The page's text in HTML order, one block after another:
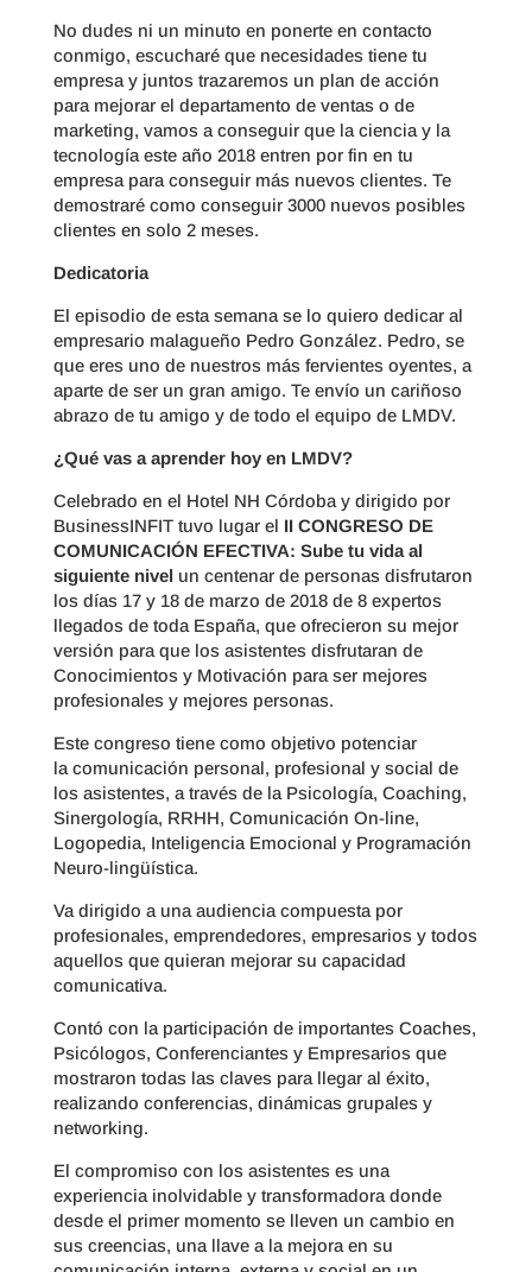
No dudes ni un minuto en ponerte en contacto
conmigo, escucharé que necesidades tiene tu
empresa y juntos trazaremos un plan de acción
para mejorar el departamento de ventas o de
marketing, vamos a conseguir que la ciencia y la
tecnología este año 2018 entren por fin en tu
empresa para conseguir más nuevos clientes. Te
demostraré como conseguir 3000 nuevos posibles
clientes en solo 2 meses.
Dedicatoria
El episodio de esta semana se lo quiero dedicar al
empresario malagueño Pedro González. Pedro, se
que eres uno de nuestros más fervientes oyentes, a
aparte de ser un gran amigo. Te envío un cariñoso
abrazo de tu amigo y de todo el equipo de LMDV.
¿Qué vas a aprender hoy en LMDV?
Celebrado en el Hotel NH Córdoba y dirigido por
BusinessINFIT tuvo lugar el II CONGRESO DE
COMUNICACIÓN EFECTIVA: Sube tu vida al
siguiente nivel un centenar de personas disfrutaron
los días 17 y 18 de marzo de 2018 de 8 expertos
llegados de toda España, que ofrecieron su mejor
versión para que los asistentes disfrutaran de
Conocimientos y Motivación para ser mejores
profesionales y mejores personas.
Este congreso tiene como objetivo potenciar
la comunicación personal, profesional y social de
los asistentes, a través de la Psicología, Coaching,
Sinergología, RRHH, Comunicación On-line,
Logopedia, Inteligencia Emocional y Programación
Neuro-lingüística.
Va dirigido a una audiencia compuesta por
profesionales, emprendedores, empresarios y todos
aquellos que quieran mejorar su capacidad
comunicativa.
Contó con la participación de importantes Coaches,
Psicólogos, Conferenciantes y Empresarios que
mostraron todas las claves para llegar al éxito,
realizando conferencias, dinámicas grupales y
networking.
El compromiso con los asistentes es una
experiencia inolvidable y transformadora donde
desde el primer momento se lleven un cambio en
sus creencias, una llave a la mejora en su